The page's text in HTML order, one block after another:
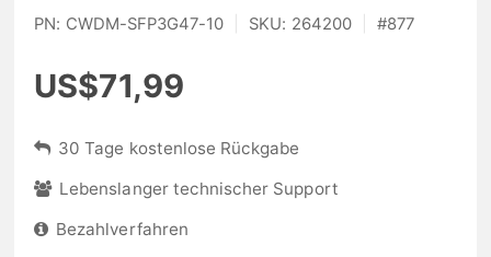
PN: CWDM-SFP3G47-10 SKU: 264200 #877
US$71,99
30 Tage kostenlose Rückgabe
Lebenslanger technischer Support
Bezahlverfahren